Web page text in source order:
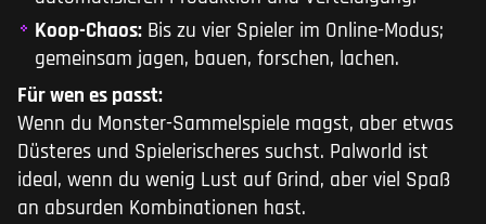
Koop-Chaos: Bis zu vier Spieler im Online-Modus;
gemeinsam jagen, bauen, forschen, lachen.
Für wen es passt:
Wenn du Monster-Sammelspiele magst, aber etwas
Düsteres und Spielerischeres suchst. Palworld ist
ideal, wenn du wenig Lust auf Grind, aber viel Spaß
an absurden Kombinationen hast.